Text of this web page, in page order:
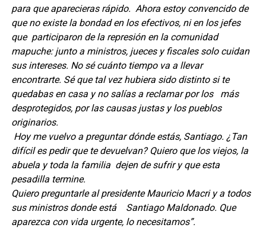
para que aparecieras rápido. Ahora estoy convencido de
que no existe la bondad en los efectivos, ni en los jefes
que participaron de la represión en la comunidad
mapuche: junto a ministros, jueces y fiscales solo cuidan
sus intereses. No sé cuánto tiempo va a llevar
encontrarte. Sé que tal vez hubiera sido distinto si te
quedabas en casa y no salías a reclamar por los más
desprotegidos, por las causas justas y los pueblos
originarios.
Hoy me vuelvo a preguntar dónde estás, Santiago. ¿Tan
difícil es pedir que te devuelvan? Quiero que los viejos, la
abuela y toda la familia dejen de sufrir y que esta
pesadilla termine.
Quiero preguntarle al presidente Mauricio Macri y a todos
sus ministros donde está Santiago Maldonado. Que
aparezca con vida urgente, lo necesitamos”.